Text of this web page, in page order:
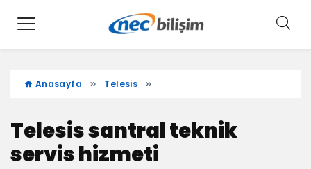
Anasayfa Telesis
Telesis santral teknik
servis hizmeti